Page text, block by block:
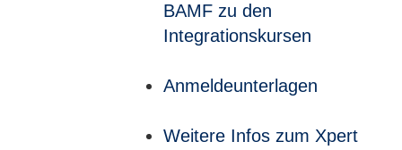
BAMF zu den
Integrationskursen
Anmeldeunterlagen
Weitere Infos zum Xpert